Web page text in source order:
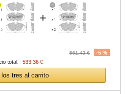
+
561,43 €
-5 %
total:
533,36 €
los tres al carrito